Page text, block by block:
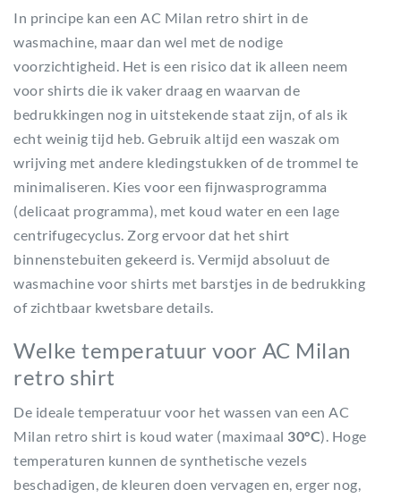
In principe kan een AC Milan retro shirt in de
wasmachine, maar dan wel met de nodige
voorzichtigheid. Het is een risico dat ik alleen neem
voor shirts die ik vaker draag en waarvan de
bedrukkingen nog in uitstekende staat zijn, of als ik
echt weinig tijd heb. Gebruik altijd een waszak om
wrijving met andere kledingstukken of de trommel te
minimaliseren. Kies voor een fijnwasprogramma
(delicaat programma), met koud water en een lage
centrifugecyclus. Zorg ervoor dat het shirt
binnenstebuiten gekeerd is. Vermijd absoluut de
wasmachine voor shirts met barstjes in de bedrukking
of zichtbaar kwetsbare details.
Welke temperatuur voor AC Milan
retro shirt
De ideale temperatuur voor het wassen van een AC
Milan retro shirt is koud water (maximaal 30°C). Hoge
temperaturen kunnen de synthetische vezels
beschadigen, de kleuren doen vervagen en, erger nog,